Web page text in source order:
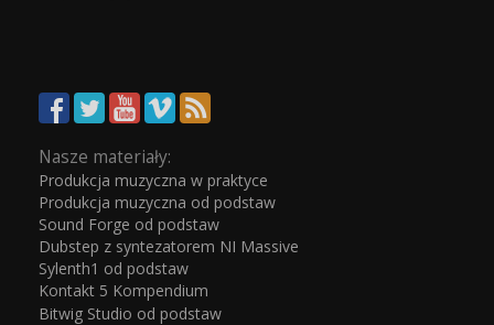
Nasze materiały:
Produkcja muzyczna w praktyce
Produkcja muzyczna od podstaw
Sound Forge od podstaw
Dubstep z syntezatorem NI Massive
Sylenth1 od podstaw
Kontakt 5 Kompendium
Bitwig Studio od podstaw